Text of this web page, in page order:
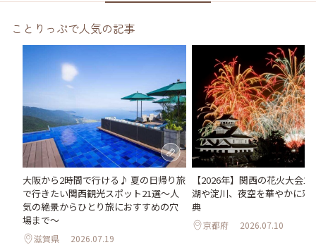
ことりっぷで人気の記事
大阪から2時間で行ける♪ 夏の日帰り旅
で行きたい関西観光スポット21選～人
気の絶景からひとり旅におすすめの穴
場まで～
滋賀県 2026.07.19
【2026年】関西の花火大会
湖や淀川、夜空を華やかに彩
典
京都府 2026.07.10